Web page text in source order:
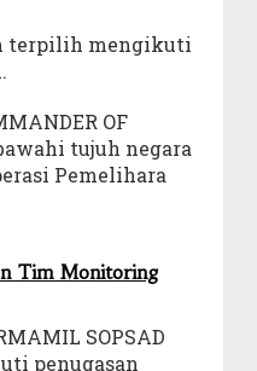
terpilih mengikuti
OF
tujuh negara
Pemelihara
Tim Monitoring
SOPSAD
penugasan